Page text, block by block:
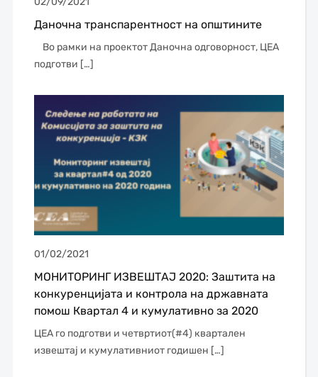
Даночна транспарентност на општините
Во рамки на проектот Даночна одговорност, ЦЕА
подготви […]
01/02/2021
МОНИТОРИНГ ИЗВЕШТАЈ 2020: Заштита на
конкуренцијата и контрола на државната
помош Квартал 4 и кумулативно за 2020
ЦЕА го подготви и четвртиот(#4) квартален
извештај и кумулативниот годишен […]